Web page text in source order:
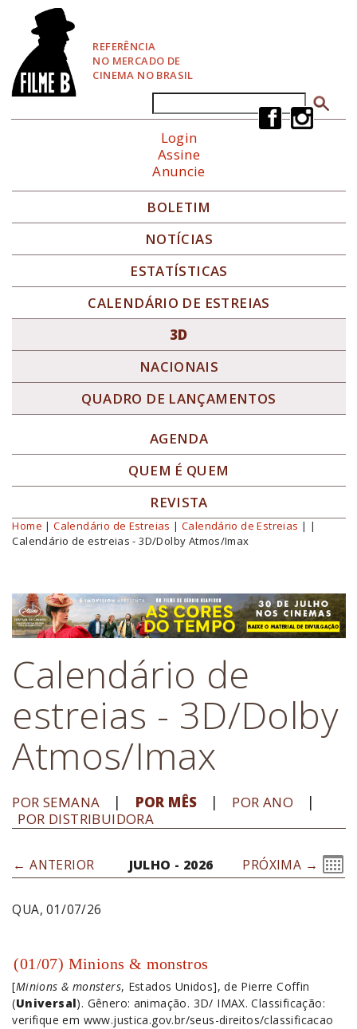
REFERÊNCIA
NO MERCADO DE
CINEMA NO BRASIL
Formulário de busca
Login
Assine
Anuncie
BOLETIM
NOTÍCIAS
ESTATÍSTICAS
CALENDÁRIO DE ESTREIAS
3D
NACIONAIS
QUADRO DE LANÇAMENTOS
AGENDA
QUEM É QUEM
REVISTA
Você está aqui
Home |Calendário de Estreias | Calendário de Estreias | |
Calendário de estreias - 3D/Dolby Atmos/Imax
Calendário de
estreias - 3D/Dolby
Atmos/Imax
POR SEMANA POR MÊS
POR ANO
POR DISTRIBUIDORA
← ANTERIOR JULHO - 2026 PRÓXIMA →
QUA, 01/07/26
(01/07) Minions & monstros
[Minions & monsters, Estados Unidos], de Pierre Coffin
(Universal). Gênero: animação. 3D/ IMAX. Classificação:
verifique em www.justica.gov.br/seus-direitos/classificacao